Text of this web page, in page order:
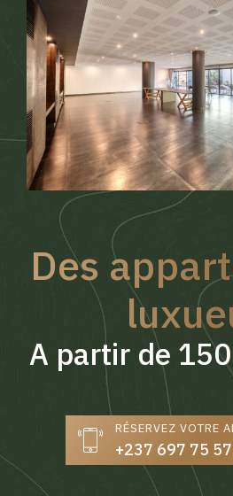
Des
A partir de
RÉSERVEZ VOTRE
+237 697 75